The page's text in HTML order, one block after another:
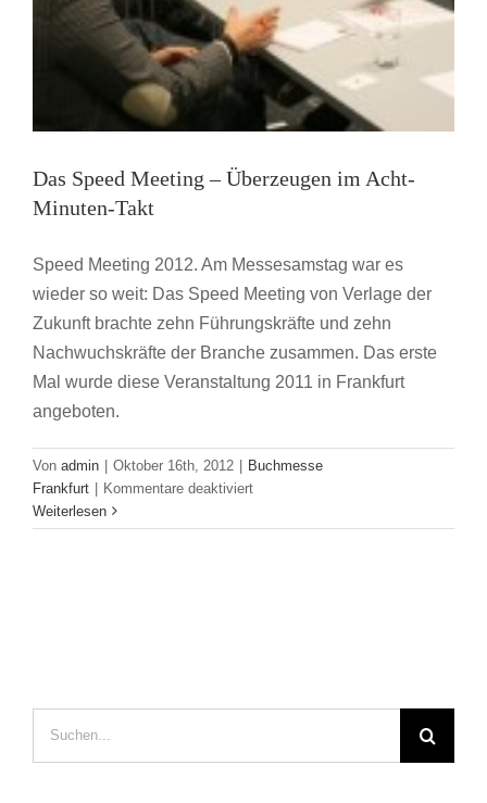
Das Speed Meeting – Überzeugen im Acht-
Minuten-Takt
Speed Meeting 2012. Am Messesamstag war es
wieder so weit: Das Speed Meeting von Verlage der
Zukunft brachte zehn Führungskräfte und zehn
Nachwuchskräfte der Branche zusammen. Das erste
Mal wurde diese Veranstaltung 2011 in Frankfurt
angeboten.
Von admin | Oktober 16th, 2012 | Buchmesse
Frankfurt | Kommentare deaktiviertfür
Speed
Weiterlesen